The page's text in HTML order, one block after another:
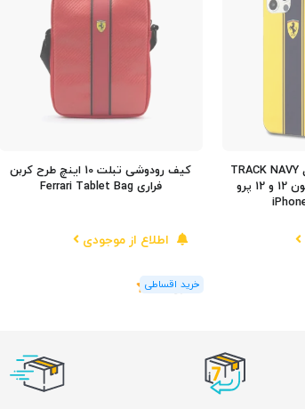
کاور اورجینال فراری مدل TRACK NAVY
STRIPES مناسب آیفون 12 و 12 پرو
کیف رودوشی تبلت 10 اینچ طرح کربن
فراری Ferrari Tablet Bag
اطلاع از موجودی
(1رای)
5